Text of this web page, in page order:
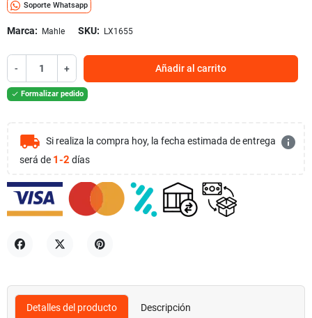
Soporte Whatsapp
Marca: Mahle SKU: LX1655
- + Añadir al carrito
 Formalizar pedido
local_shipping Si realiza la compra hoy, la fecha estimada de entrega
será de 1-2 días
info
Detalles del producto Descripción